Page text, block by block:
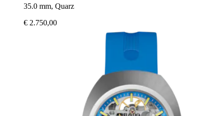
35.0 mm, Quarz
€ 2.750,00